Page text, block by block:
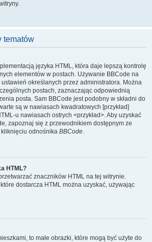
tematów
języka HTML, która daje lepszą kontrolę
elementów w postach. Używanie BBCode na
określanych przez administratora. Można
postach, zaznaczając odpowiednią
posta. Sam BBCode jest podobny w składni do
są w nawiasach kwadratowych [przykład]
u nawiasach ostrych <przykład>. Aby uzyskać
zapoznaj się z przewodnikiem dostępnym ze
odnośnika BBCode.
HTML?
znaczników HTML na tej witrynie.
dostarcza HTML można uzyskać, używając
to małe obrazki, które mogą być użyte do